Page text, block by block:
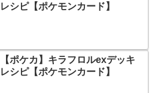
レシピ【ポケモンカード】
【ポケカ】キラフロルexデッキ
レシピ【ポケモンカード】